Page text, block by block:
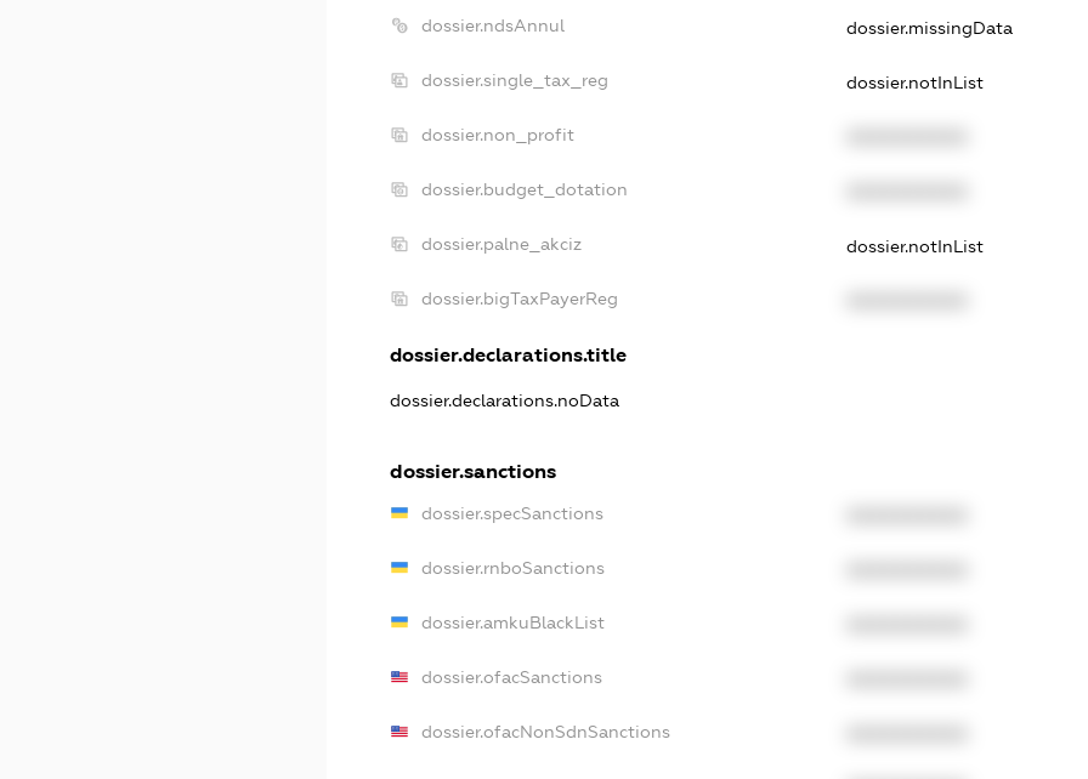
dossier.ndsAnnul dossier.missingData
dossier.single_tax_reg dossier.notInList
dossier.non_profit
dossier.budget_dotation
dossier.palne_akciz dossier.notInList
dossier.bigTaxPayerReg
dossier.declarations.title
dossier.declarations.noData
dossier.sanctions
dossier.specSanctions
dossier.rnboSanctions
dossier.amkuBlackList
dossier.ofacSanctions
dossier.ofacNonSdnSanctions